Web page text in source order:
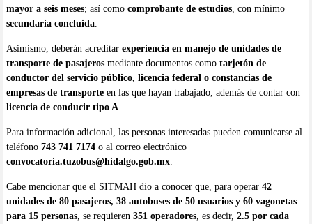
mayor a seis meses; así como comprobante de estudios, con mínimo
secundaria concluida.
Asimismo, deberán acreditar experiencia en manejo de unidades de
transporte de pasajerosmediante documentos como tarjetón de
conductor del servicio público, licencia federal o constancias de
empresas de transporteen las que hayan trabajado, además de contar con
licencia de conducir tipo A
Para información adicional, las personas interesadas pueden comunicarse al
teléfono 743 741 7174o al correo electrónico
convocatoria.tuzobus@hidalgo.gob.mx.
Cabe mencionar que el SITMAH dio a conocer que, para operar 42
unidades de 80 pasajeros, 38 autobuses de 50 usuarios y 60 vagonetas
para 15 personas, se requieren 351 operadores, es decir, 2.5 por cada